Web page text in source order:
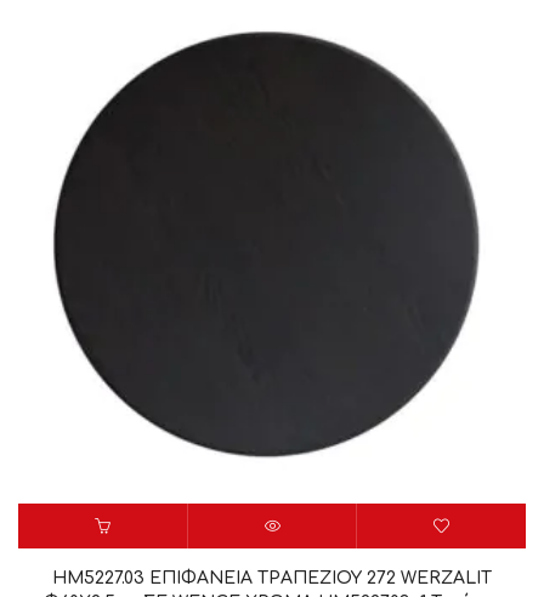
HM5227.03 ΕΠΙΦΑΝΕΙΑ ΤΡΑΠΕΖΙΟΥ 272 WERZALIT